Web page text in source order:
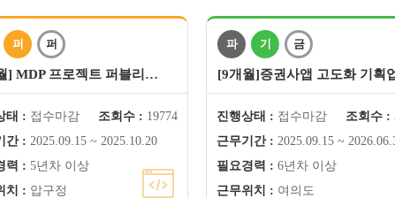
퍼 퍼
] MDP 프로젝트 퍼블리…
태 : 접수마감 조회수 : 19774
간 : 2025.09.15 ~ 2025.10.20
력 : 5년차 이상
치 : 압구정
파 기 금
[9개월]증권사앱 고도화 기획
진행상태 : 접수마감 조회수 :
근무기간 : 2025.09.15 ~
필요경력 : 6년차 이상
근무위치 : 여의도